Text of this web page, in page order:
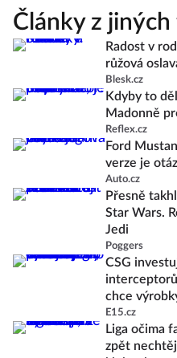
Články z
Radost v
růžová
Blesk.cz
Kdyby to
Madonně
Reflex.cz
Ford
verze je
Auto.cz
Přesně
Star Wars.
Jedi
Poggers
CSG
chce
E15.cz
Liga očima
zpět